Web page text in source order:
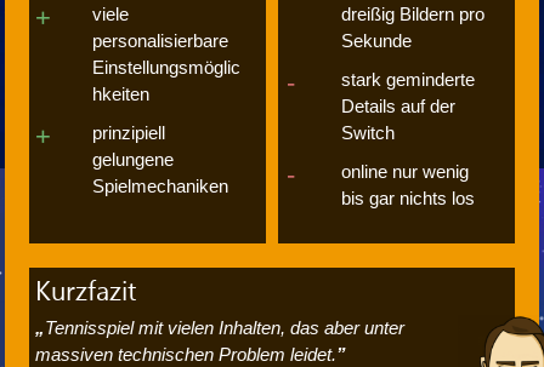
viele
personalisierbare
Einstellungsmöglic
hkeiten
prinzipiell
gelungene
Spielmechaniken
dreißig Bildern pro
Sekunde
stark geminderte
Details auf der
Switch
online nur wenig
bis gar nichts los
Kurzfazit
Tennisspiel mit vielen Inhalten, das aber unter
massiven technischen Problem leidet.